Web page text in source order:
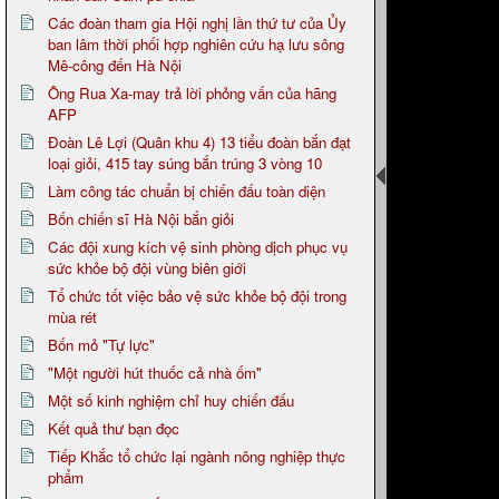
Các đoàn tham gia Hội nghị lần thứ tư của Ủy
ban lâm thời phối hợp nghiên cứu hạ lưu sông
Mê-công đến Hà Nội
Ông Rua Xa-may trả lời phỏng vấn của hãng
AFP
Đoàn Lê Lợi (Quân khu 4) 13 tiểu đoàn bắn đạt
loại giỏi, 415 tay súng bắn trúng 3 vòng 10
Làm công tác chuẩn bị chiến đấu toàn diện
Bốn chiến sĩ Hà Nội bắn giỏi
Các đội xung kích vệ sinh phòng dịch phục vụ
sức khỏe bộ đội vùng biên giới
Tổ chức tốt việc bảo vệ sức khỏe bộ đội trong
mùa rét
Bốn mỏ "Tự lực"
"Một người hút thuốc cả nhà ốm"
Một số kinh nghiệm chỉ huy chiến đấu
Kết quả thư bạn đọc
Tiếp Khắc tổ chức lại ngành nông nghiệp thực
phẩm